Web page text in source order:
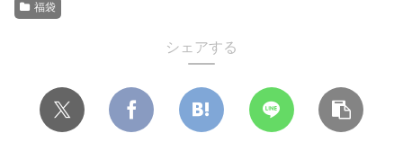
福袋
シェアする